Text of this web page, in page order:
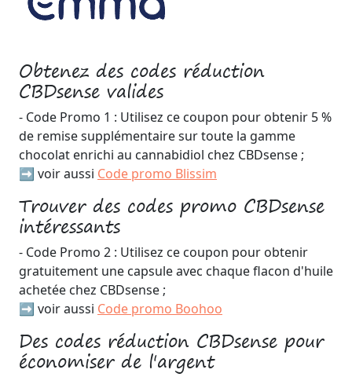
Obtenez des codes réduction
CBDsense valides
- Code Promo 1 : Utilisez ce coupon pour obtenir 5 %
de remise supplémentaire sur toute la gamme
chocolat enrichi au cannabidiol chez CBDsense ;
➡️ voir aussi Code promo Blissim
Trouver des codes promo CBDsense
intéressants
- Code Promo 2 : Utilisez ce coupon pour obtenir
gratuitement une capsule avec chaque flacon d'huile
achetée chez CBDsense ;
➡️ voir aussi Code promo Boohoo
Des codes réduction CBDsense pour
économiser de l'argent